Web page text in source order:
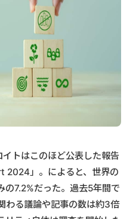
トはこのほど公表した報告
」。によると、世界の
の7.2%だった。過去5年間で
わる議論や記事の数は約3倍